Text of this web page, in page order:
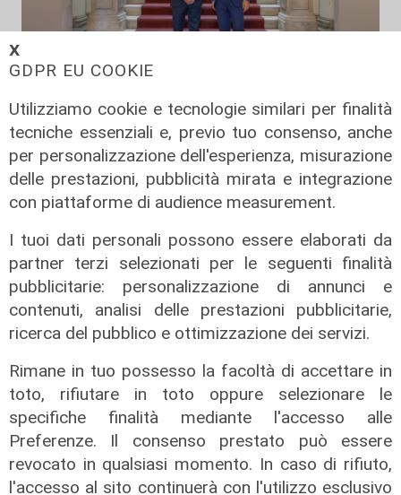
𝗫
GDPR EU COOKIE
Utilizziamo cookie e tecnologie similari per finalità
tecniche essenziali e, previo tuo consenso, anche
per personalizzazione dell'esperienza, misurazione
delle prestazioni, pubblicità mirata e integrazione
con piattaforme di audience measurement.
I tuoi dati personali possono essere elaborati da
partner terzi selezionati per le seguenti finalità
pubblicitarie: personalizzazione di annunci e
contenuti, analisi delle prestazioni pubblicitarie,
ricerca del pubblico e ottimizzazione dei servizi.
Rimane in tuo possesso la facoltà di accettare in
toto, rifiutare in toto oppure selezionare le
specifiche finalità mediante l'accesso alle
Preferenze. Il consenso prestato può essere
revocato in qualsiasi momento. In caso di rifiuto,
l'accesso al sito continuerà con l'utilizzo esclusivo
Interporto di Vado, rinnovato il Cda:
Pierangelo Olivieri presidente
22/07/2026
di Redazione
Gruppo Fs, Piano Mattei: al via
l'esperienza in Italia di 14 lavoratori